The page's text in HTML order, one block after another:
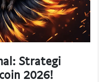
Strategi
2026!